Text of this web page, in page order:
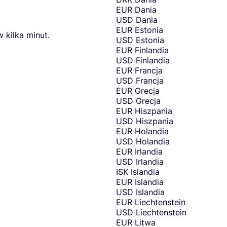
kilka minut.
u
w
a
n
o
s
e
n
d
m
o
n
e
y
o
m
EUR Dania
USD Dania
EUR Estonia
USD Estonia
EUR Finlandia
USD Finlandia
EUR Francja
USD Francja
EUR Grecja
USD Grecja
EUR Hiszpania
USD Hiszpania
EUR Holandia
USD Holandia
EUR Irlandia
USD Irlandia
ISK Islandia
EUR Islandia
USD Islandia
EUR Liechtenstein
USD Liechtenstein
EUR Litwa